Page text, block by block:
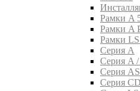
Рамки A
Рамки A
Рамки
Серия A
Серия A /
Серия AS
Серия CD